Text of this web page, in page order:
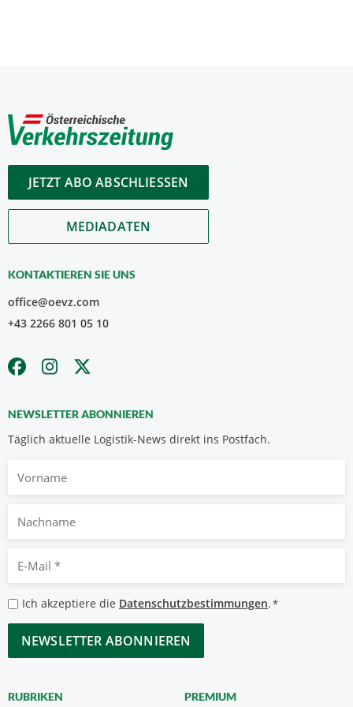
JETZT ABO ABSCHLIESSEN
MEDIADATEN
KONTAKTIEREN SIE UNS
office@oevz.com
+43 2266 801 05 10
NEWSLETTER ABONNIEREN
Täglich aktuelle Logistik-News direkt ins Postfach.
Nachname
Mail
*
Datenschutzbestimmungen
*
Ich akzeptiere die Datenschutzbestimmungen.*
CAPTCHA
RUBRIKEN PREMIUM